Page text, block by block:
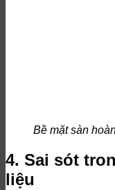
Bề mặt sàn
4. Sai sót
liệu